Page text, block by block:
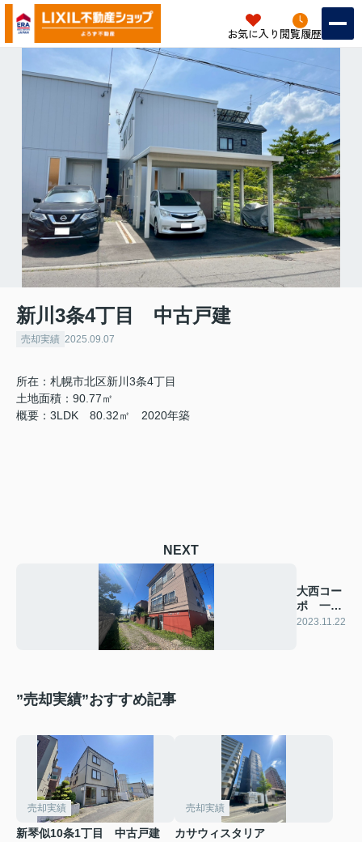
お気に入り 閲覧履歴
新川3条4丁目 中古戸建
売却実績 2025.09.07
所在：札幌市北区新川3条4丁目
土地面積：90.77㎡
概要：3LDK 80.32㎡ 2020年築
NEXT
大西コー
ポ 一棟
アパート
2023.11.22
”売却実績”おすすめ記事
売却実績
新琴似10条1丁目 中古戸建
売却実績
カサウィスタリア